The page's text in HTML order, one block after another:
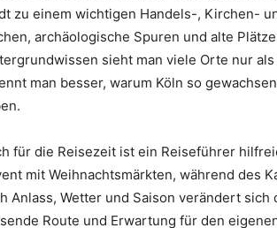
zu einem wichtigen Handels-, Kirchen-
archäologische Spuren und alte
sieht man viele Orte nur
man besser, warum Köln so
für die Reisezeit ist ein Reiseführer
mit Weihnachtsmärkten, während des
Anlass, Wetter und Saison verändert
Route und Erwartung für den